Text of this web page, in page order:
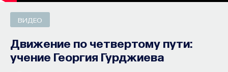
ВИДЕО
Движение по четвертому пути:
учение Георгия Гурджиева